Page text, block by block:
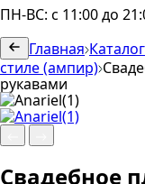
ПН-ВС: с 11:00 до
Главная Каталог
стиле (ампир)
рукавами
Свадебное